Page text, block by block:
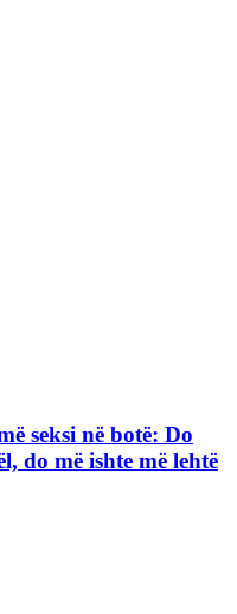
seksi në botë: Do
do më ishte më lehtë